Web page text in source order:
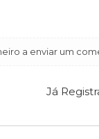
a enviar um
Já